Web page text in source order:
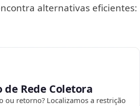
alternativas eficientes:
de Rede Coletora
ou retorno? Localizamos a restrição